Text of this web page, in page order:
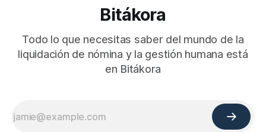
Bitákora
Todo lo que necesitas saber del mundo de la
liquidación de nómina y la gestión humana está
en Bitákora